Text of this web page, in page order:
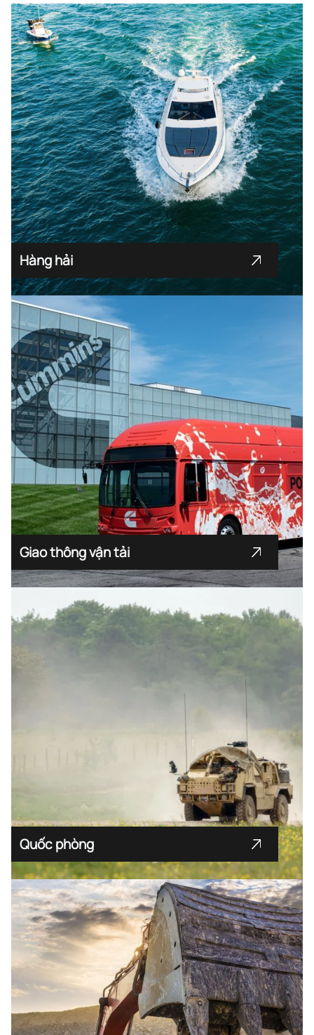
Hàng hải
Giao thông vận tải
Quốc phòng